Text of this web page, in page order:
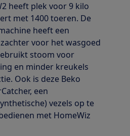
heeft plek voor 9 kilo
met 1400 toeren. De
heeft een
voor het wasgoed
stoom voor
en minder kreukels
Ook is deze Beko
een
vezels op te
met HomeWiz